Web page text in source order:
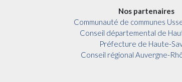
Nos partenaires
Communauté de communes
Conseil départemental de
Préfecture de Haute-
Conseil régional Auvergne-